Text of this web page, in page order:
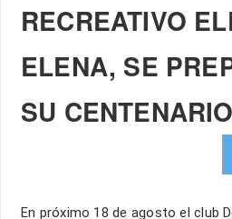
RECREATIVO
ELENA, SE
SU
En próximo 18 de agosto el club